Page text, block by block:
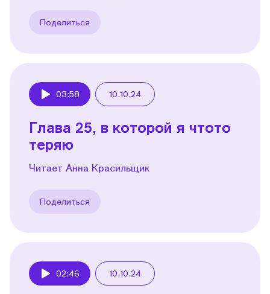
Поделиться
03:58 10.10.24
Глава 25, в которой я чтото
теряю
Читает Анна Красильщик
Поделиться
02:46 10.10.24